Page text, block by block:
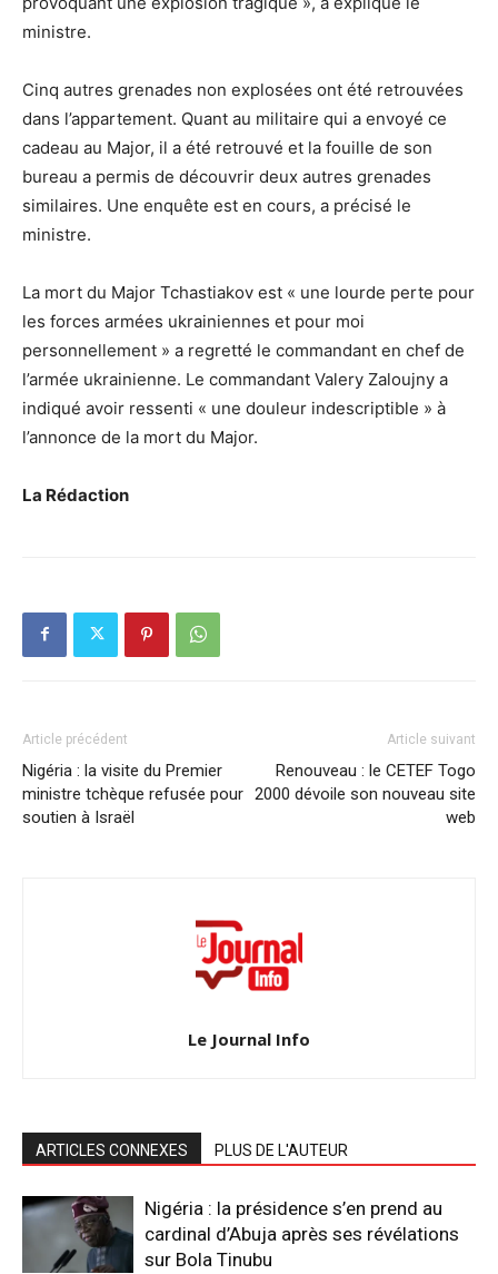
ministre.
Cinq autres grenades non explosées ont été retrouvées
dans l’appartement. Quant au militaire qui a envoyé ce
cadeau au Major, il a été retrouvé et la fouille de son
bureau a permis de découvrir deux autres grenades
similaires. Une enquête est en cours, a précisé le
ministre.
La mort du Major Tchastiakov est « une lourde perte pour
les forces armées ukrainiennes et pour moi
personnellement » a regretté le commandant en chef de
l’armée ukrainienne. Le commandant Valery Zaloujny a
indiqué avoir ressenti « une douleur indescriptible » à
l’annonce de la mort du Major.
La Rédaction
Article précédent
Nigéria : la visite du Premier
ministre tchèque refusée pour
soutien à Israël
Article suivant
Renouveau : le CETEF Togo
2000 dévoile son nouveau site
web
Le Journal Info
ARTICLES CONNEXES PLUS DE L'AUTEUR
Nigéria : la présidence s’en prend au
cardinal d’Abuja après ses révélations
sur Bola Tinubu